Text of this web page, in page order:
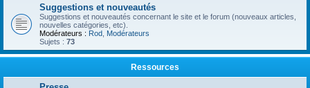
Suggestions et nouveautés
Suggestions et nouveautés concernant le site et le forum (nouveaux articles,
nouvelles catégories, etc).
Modérateurs : Rod Modérateurs
Sujets : 73
Ressources